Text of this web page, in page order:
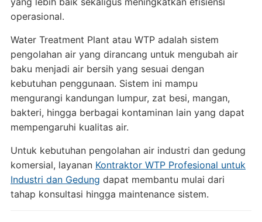
operasional.
Water Treatment Plant atau WTP adalah sistem
pengolahan air yang dirancang untuk mengubah air
baku menjadi air bersih yang sesuai dengan
kebutuhan penggunaan. Sistem ini mampu
mengurangi kandungan lumpur, zat besi, mangan,
bakteri, hingga berbagai kontaminan lain yang dapat
mempengaruhi kualitas air.
Untuk kebutuhan pengolahan air industri dan gedung
komersial, layanan Kontraktor WTP Profesional untuk
Industri dan Gedung dapat membantu mulai dari
tahap konsultasi hingga maintenance sistem.